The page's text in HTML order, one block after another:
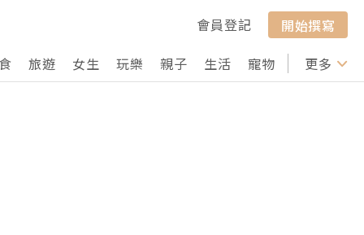
會員登記
開始撰寫
旅遊 女生 玩樂 親子 生活 寵物 行山 打卡
更多